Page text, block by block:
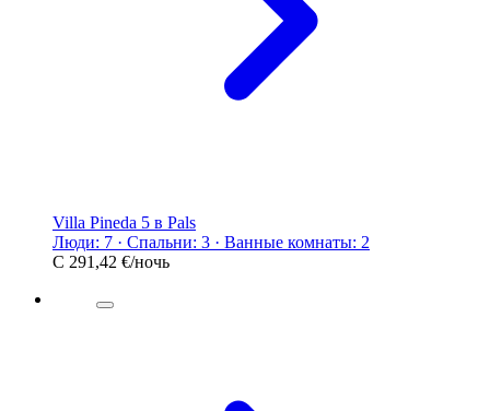
Villa Pineda 5 в Pals
Люди: 7 · Спальни: 3 · Ванные комнаты: 2
С 291,42 €/ночь